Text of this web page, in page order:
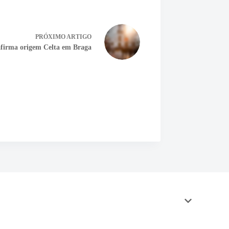
PRÓXIMOARTIGO
origem Celta em Braga